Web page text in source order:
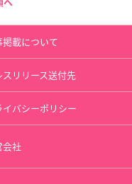
へ
掲載について
スリリース送付先
イバシーポリシー
会社